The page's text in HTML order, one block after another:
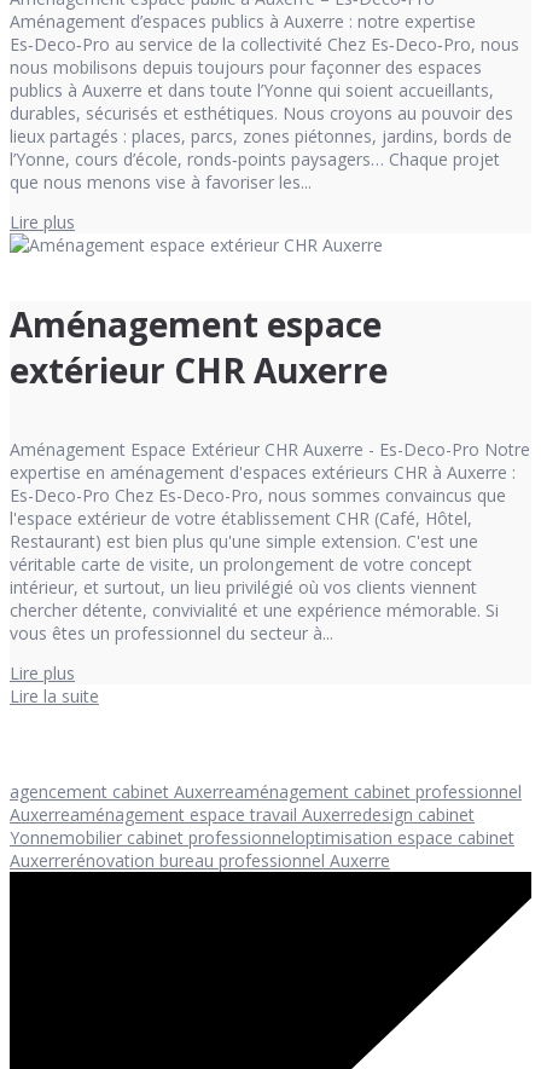
Aménagement d’espaces publics à Auxerre : notre expertise
Es‑Deco‑Pro au service de la collectivité Chez Es‑Deco‑Pro, nous
nous mobilisons depuis toujours pour façonner des espaces
publics à Auxerre et dans toute l’Yonne qui soient accueillants,
durables, sécurisés et esthétiques. Nous croyons au pouvoir des
lieux partagés : places, parcs, zones piétonnes, jardins, bords de
l’Yonne, cours d’école, ronds‑points paysagers… Chaque projet
que nous menons vise à favoriser les...
Lire plus
Aménagement espace
extérieur CHR Auxerre
Aménagement Espace Extérieur CHR Auxerre - Es-Deco-Pro Notre
expertise en aménagement d'espaces extérieurs CHR à Auxerre :
Es-Deco-Pro Chez Es-Deco-Pro, nous sommes convaincus que
l'espace extérieur de votre établissement CHR (Café, Hôtel,
Restaurant) est bien plus qu'une simple extension. C'est une
véritable carte de visite, un prolongement de votre concept
intérieur, et surtout, un lieu privilégié où vos clients viennent
chercher détente, convivialité et une expérience mémorable. Si
vous êtes un professionnel du secteur à...
Lire plus
Lire la suite
agencement cabinet Auxerreaménagement cabinet professionnel
Auxerreaménagement espace travail Auxerredesign cabinet
Yonnemobilier cabinet professionneloptimisation espace cabinet
Auxerrerénovation bureau professionnel Auxerre